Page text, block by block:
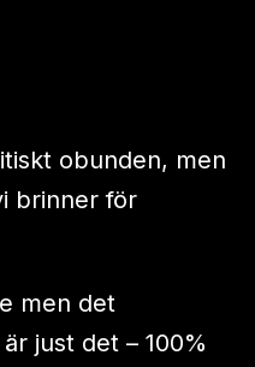
obunden, men
brinner för
men det
just det – 100%